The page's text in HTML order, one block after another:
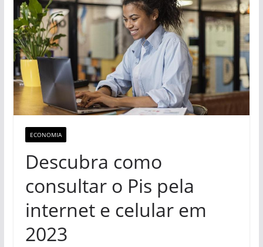
ECONOMIA
Descubra como
consultar o Pis pela
internet e celular em
2023